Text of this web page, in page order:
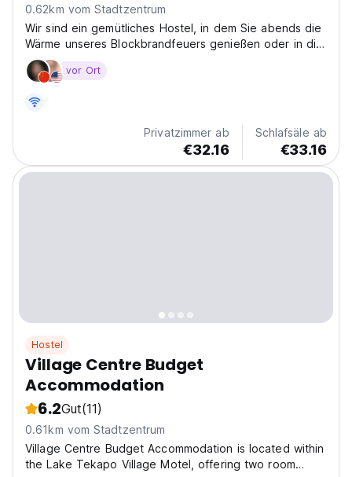
0.62km vom Stadtzentrum
Wir sind ein gemütliches Hostel, in dem Sie abends die
Wärme unseres Blockbrandfeuers genießen oder in die
Hängematte zurücklegen und die Sonne genießen
können.vor Ort
Privatzimmer ab
€32.16
Schlafsäle ab
€33.16
Hostel
Village Centre Budget
Accommodation
6.2Gut(11)
0.61km vom Stadtzentrum
Village Centre Budget Accommodation is located within
the Lake Tekapo Village Motel, offering two room